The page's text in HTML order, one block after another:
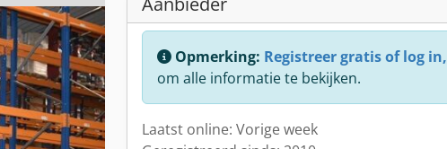
Opmerking: Registreer gratis of log in,
om alle informatie te bekijken.
Laatst online: Vorige week